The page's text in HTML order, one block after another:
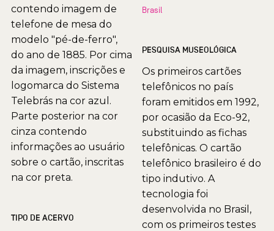
contendo imagem de
telefone de mesa do
modelo "pé-de-ferro",
do ano de 1885. Por cima
da imagem, inscrições e
logomarca do Sistema
Telebrás na cor azul.
Parte posterior na cor
cinza contendo
informações ao usuário
sobre o cartão, inscritas
na cor preta.
TIPO DE ACERVO
Brasil
PESQUISA MUSEOLÓGICA
Os primeiros cartões
telefônicos no país
foram emitidos em 1992,
por ocasião da Eco-92,
substituindo as fichas
telefônicas. O cartão
telefônico brasileiro é do
tipo indutivo. A
tecnologia foi
desenvolvida no Brasil,
com os primeiros testes